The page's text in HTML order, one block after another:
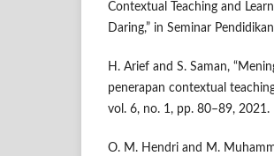
Contextual Teaching and
Daring,” in Seminar
H. Arief and S. Saman,
penerapan contextual
vol. 6, no. 1, pp. 80–89, 2021.
O. M. Hendri and M.